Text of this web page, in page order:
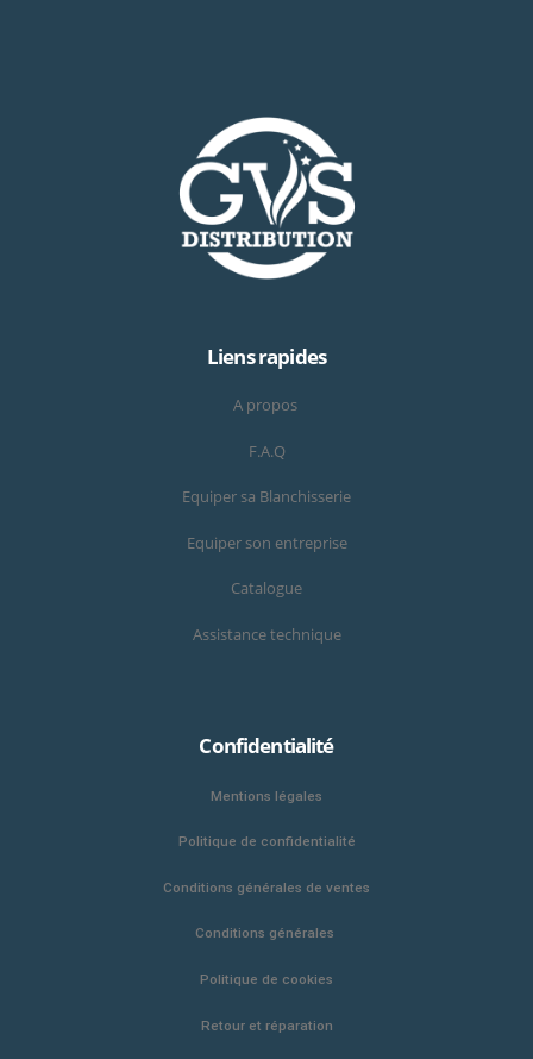
Liens rapides
A propos
F.A.Q
Equiper sa Blanchisserie
Equiper son entreprise
Catalogue
Assistance technique
Confidentialité
Mentions légales
Politique de confidentialité
Conditions générales de ventes
Conditions générales
Politique de cookies
Retour et réparation